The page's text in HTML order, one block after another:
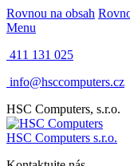
Rovnou na obsah
Menu
411 131 025
info@hsccomputers.cz
HSC Computers, s.r.o.
HSC Computers s.r.o.